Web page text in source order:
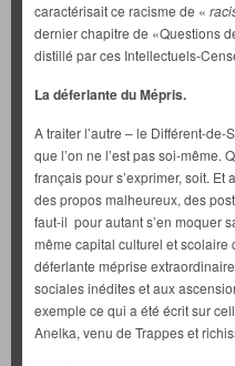
caractérisait ce racisme de «
dernier chapitre de «Questions
distillé par ces Intellectuels-
La déferlante du Mépris.
A traiter l’autre – le Différent-de-
que l’on ne l’est pas soi-même.
français pour s’exprimer, soit.
des propos malheureux, des
faut-il pour autant s’en moquer
même capital culturel et scolaire
déferlante méprise
sociales inédites et aux
exemple ce qui a été écrit sur
Anelka, venu de Trappes et